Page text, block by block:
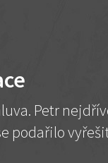
Petr
podařilo